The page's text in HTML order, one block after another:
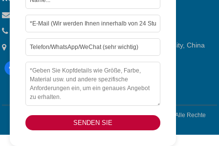
SENDEN SIE
+86 18732106029
Nr. 15 Lingang Road, Verbundenes Gebiet, Tianjin City, China
Copyright © 2026Tianjin Yigang Automobile Sales Co.,Ltd. -
Alle Rechte
Vorbehalten